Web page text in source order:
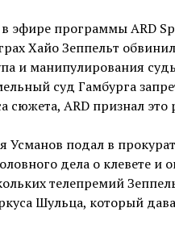
в эфире программы ARD
Хайо Зеппельт
и манипулирования
суд Гамбурга
сюжета, ARD признал
Усманов подал в
дела о клевете и
телепремий
Шульца, который